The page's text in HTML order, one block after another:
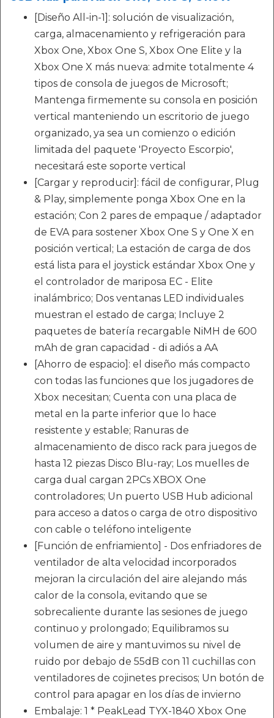
[Diseño All-in-1]: solución de visualización,
carga, almacenamiento y refrigeración para
Xbox One, Xbox One S, Xbox One Elite y la
Xbox One X más nueva: admite totalmente 4
tipos de consola de juegos de Microsoft;
Mantenga firmemente su consola en posición
vertical manteniendo un escritorio de juego
organizado, ya sea un comienzo o edición
limitada del paquete 'Proyecto Escorpio',
necesitará este soporte vertical
[Cargar y reproducir]: fácil de configurar, Plug
& Play, simplemente ponga Xbox One en la
estación; Con 2 pares de empaque / adaptador
de EVA para sostener Xbox One S y One X en
posición vertical; La estación de carga de dos
está lista para el joystick estándar Xbox One y
el controlador de mariposa EC - Elite
inalámbrico; Dos ventanas LED individuales
muestran el estado de carga; Incluye 2
paquetes de batería recargable NiMH de 600
mAh de gran capacidad - di adiós a AA
[Ahorro de espacio]: el diseño más compacto
con todas las funciones que los jugadores de
Xbox necesitan; Cuenta con una placa de
metal en la parte inferior que lo hace
resistente y estable; Ranuras de
almacenamiento de disco rack para juegos de
hasta 12 piezas Disco Blu-ray; Los muelles de
carga dual cargan 2PCs XBOX One
controladores; Un puerto USB Hub adicional
para acceso a datos o carga de otro dispositivo
con cable o teléfono inteligente
[Función de enfriamiento] - Dos enfriadores de
ventilador de alta velocidad incorporados
mejoran la circulación del aire alejando más
calor de la consola, evitando que se
sobrecaliente durante las sesiones de juego
continuo y prolongado; Equilibramos su
volumen de aire y mantuvimos su nivel de
ruido por debajo de 55dB con 11 cuchillas con
ventiladores de cojinetes precisos; Un botón de
control para apagar en los días de invierno
Embalaje: 1 * PeakLead TYX-1840 Xbox One